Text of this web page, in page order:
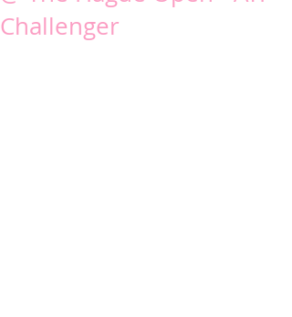
Challenger